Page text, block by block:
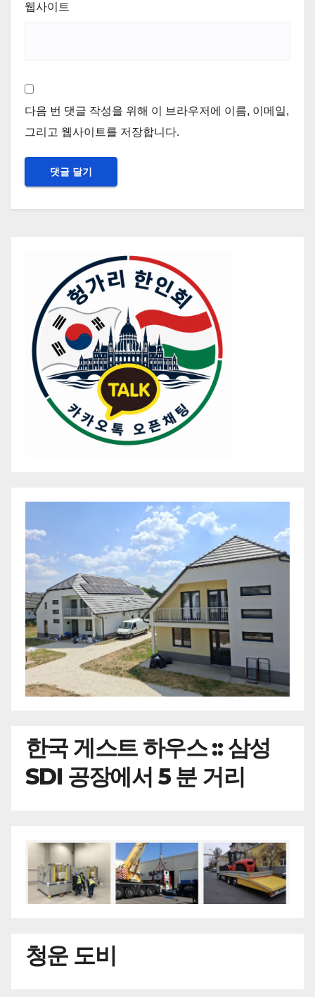
웹사이트
다음 번 댓글 작성을 위해 이 브라우저에 이름, 이메일,
그리고 웹사이트를 저장합니다.
한국 게스트 하우스 :: 삼성
SDI 공장에서 5 분 거리
청운 도비